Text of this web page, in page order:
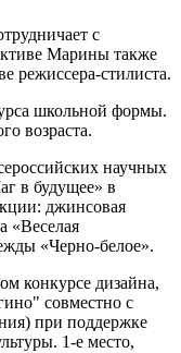
с
Марины также
режиссера-стилиста.
школьной формы.
возраста.
научных
в будущее» в
джинсовая
«Веселая
«Черно-белое».
конкурсе дизайна,
совместно с
при поддержке
1-е место,